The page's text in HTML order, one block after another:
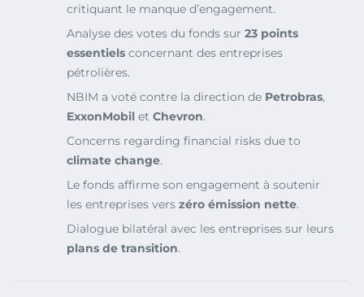
critiquant le manque d’engagement.
Analyse des votes du fonds sur 23 points
essentiels concernant des entreprises
pétrolières.
NBIM a voté contre la direction de Petrobras,
ExxonMobil et Chevron.
Concerns regarding financial risks due to
climate change.
Le fonds affirme son engagement à soutenir
les entreprises vers zéro émission nette.
Dialogue bilatéral avec les entreprises sur leurs
plans de transition.